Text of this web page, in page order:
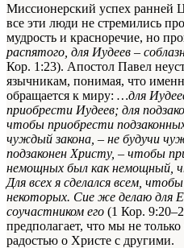
Миссионерский успех ранней
все эти люди не стремились
мудрость и красноречие, но
распятого, для Иудеев –
Кор. 1:23). Апостол Павел
язычникам, понимая, что
обращается к миру: …для
приобрести Иудеев; для
чтобы приобрести
чуждый закона, – не будучи
подзаконен Христу, – чтобы
немощных был как немощный,
Для всех я сделался всем,
некоторых. Сие же делаю для
соучастником его (1 Кор.
предполагает, что мы не
радостью о Христе с другими.